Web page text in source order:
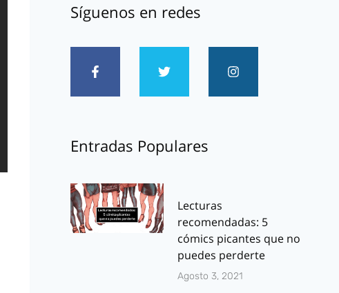
Síguenos en redes
Entradas Populares
Lecturas
recomendadas: 5
cómics picantes que no
puedes perderte
Agosto 3, 2021